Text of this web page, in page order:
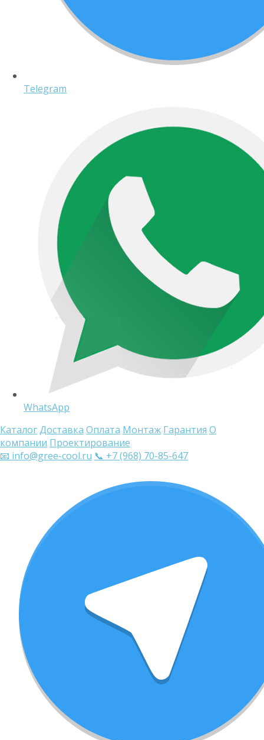
Telegram
WhatsApp
КаталогДоставка Оплата Монтаж Гарантия О
компании Проектирование
📧 info@gree-cool.ru 📞 +7 (968) 70-85-647